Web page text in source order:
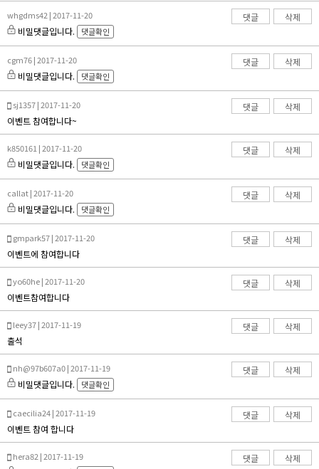
whgdms42 | 2017-11-20 삭제
댓글
비밀댓글입니다.
댓글확인
cgm76 | 2017-11-20 삭제
댓글
비밀댓글입니다.
댓글확인
sj1357 | 2017-11-20 삭제
댓글
이벤트 참여합니다~
k850161 | 2017-11-20 삭제
댓글
비밀댓글입니다.
댓글확인
callat | 2017-11-20 삭제
댓글
비밀댓글입니다.
댓글확인
gmpark57 | 2017-11-20 삭제
댓글
이벤트에 참여합니다
yo60he | 2017-11-20 삭제
댓글
이벤트참여합니다
leey37 | 2017-11-19 삭제
댓글
출석
nh@97b607a0 | 2017-11-19 삭제
댓글
비밀댓글입니다.
댓글확인
caecilia24 | 2017-11-19 삭제
댓글
이벤트 참여 합니다
hera82 | 2017-11-19 삭제
댓글